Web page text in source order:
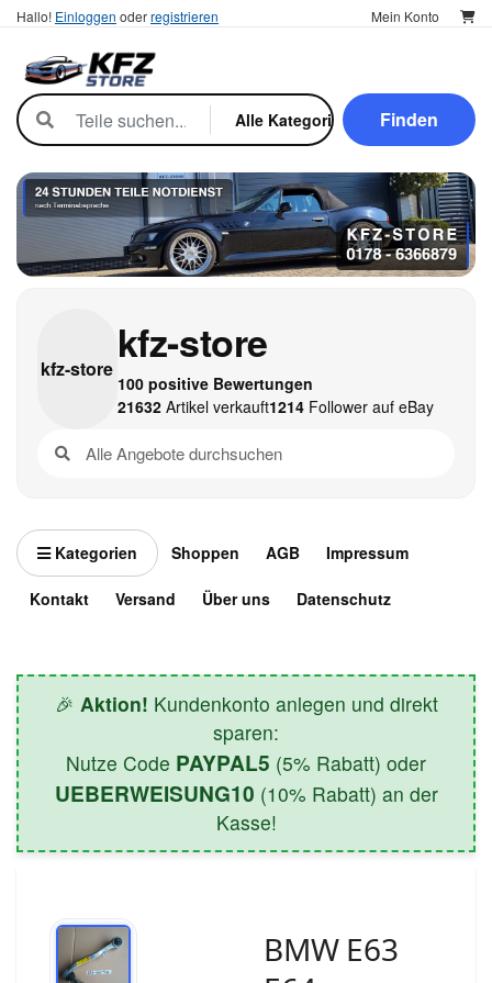
Hallo! Einloggen oderregistrieren Mein Konto
Finden
kfz-store
kfz-store
100 positive Bewertungen
21632Artikel verkauft1214Follower auf eBay
Kategorien Shoppen AGB Impressum
Kontakt Versand Über uns Datenschutz
🎉 Aktion! Kundenkonto anlegen und direkt
sparen:
Nutze Code PAYPAL5 (5% Rabatt) oder
UEBERWEISUNG10 (10% Rabatt) an der
Kasse!
BMW E63